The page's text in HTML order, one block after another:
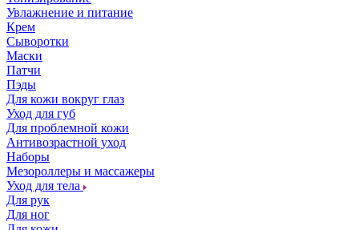
Увлажнение и питание
Крем
Сыворотки
Маски
Патчи
Пэды
Для кожи вокруг глаз
Уход для губ
Для проблемной кожи
Антивозрастной уход
Наборы
Мезороллеры и массажеры
Уход для тела
Для рук
Для ног